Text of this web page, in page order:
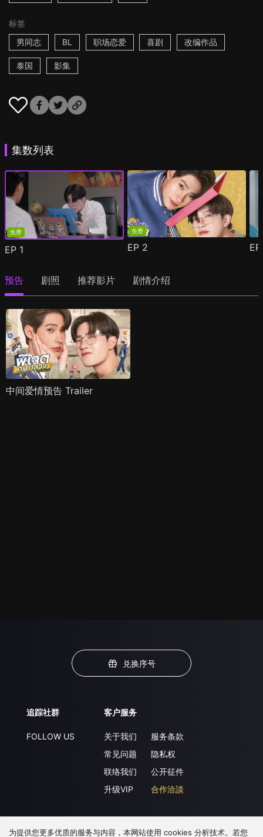
标签
男同志
BL 职场恋爱 喜剧 改编作品
泰国 影集
集数列表
免费
EP 1
免费
EP 2
预告 剧照 推荐影片 剧情介绍
中间爱情预告 Trailer
兑换序号
追踪社群
FOLLOW US
客户服务
关于我们
常见问题
联络我们
升级VIP
服务条款
隐私权
公开征件
合作洽談
下载 APP
为提供您更多优质的服务与内容，本网站使用 cookies 分析技术。若您